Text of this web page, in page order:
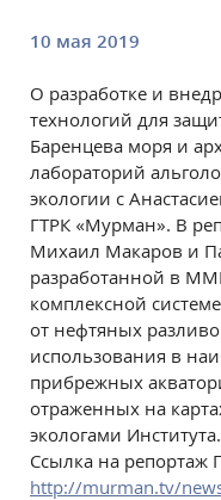
10 мая 2019
О разработке и
технологий для
Баренцева моря и
лабораторий
экологии с
ГТРК «Мурман». В
Михаил Макаров и
разработанной в
комплексной
от нефтяных
использования в
прибрежных
отраженных на
экологами Института.
Ссылка на репортаж
http://murman.tv/